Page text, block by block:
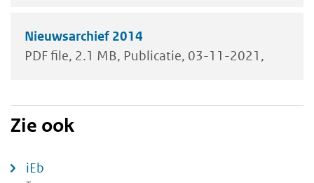
Nieuwsarchief 2014
PDF file 2.1 MB Publicatie 03-11-2021
Zie ook
iEb